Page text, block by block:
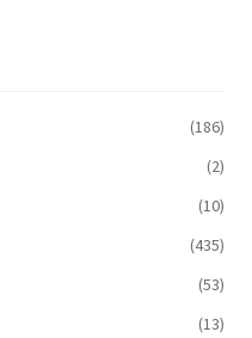
(186)
(2)
(10)
(435)
(53)
(13)